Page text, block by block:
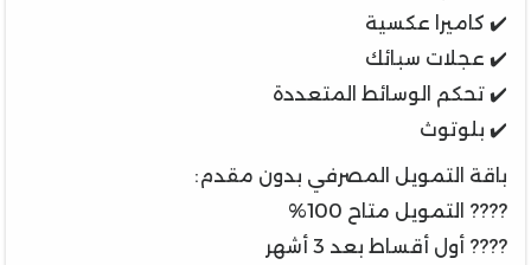
✔️ كاميرا عكسية
✔️ عجلات سبائك
✔️ تحكم الوسائط المتعددة
✔️ بلوتوث
باقة التمويل المصرفي بدون مقدم:
???? التمويل متاح 100%
???? أول أقساط بعد 3 أشهر